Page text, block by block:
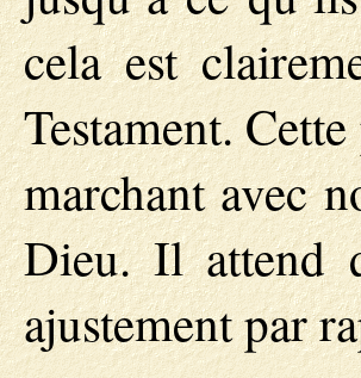
cela est
Testament.
marchant avec
Dieu. Il attend
ajustement par